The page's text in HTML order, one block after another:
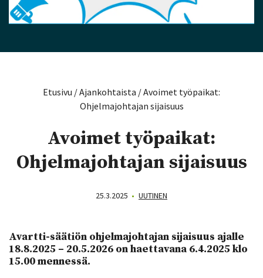
Etusivu /Ajankohtaista /Avoimet työpaikat:
Ohjelmajohtajan sijaisuus
Avoimet työpaikat:
Ohjelmajohtajan sijaisuus
25.3.2025 • UUTINEN
Avartti-säätiön ohjelmajohtajan sijaisuus ajalle
18.8.2025 – 20.5.2026 on haettavana 6.4.2025 klo
15.00 mennessä.